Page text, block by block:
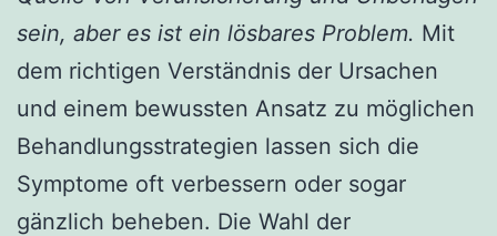
sein, aber es ist ein lösbares Problem. Mit
dem richtigen Verständnis der Ursachen
und einem bewussten Ansatz zu möglichen
Behandlungsstrategien lassen sich die
Symptome oft verbessern oder sogar
gänzlich beheben. Die Wahl der